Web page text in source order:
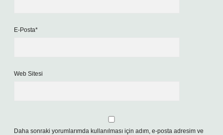
E-Posta*
Web Sitesi
Daha sonraki yorumlarımda kullanılması için adım, e-posta adresim ve